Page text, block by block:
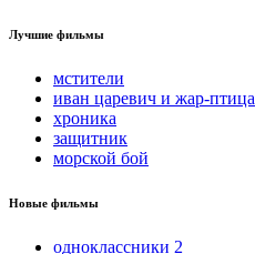
Лучшие фильмы
мстители
иван царевич и жар-птица
хроника
защитник
морской бой
Новые фильмы
одноклассники 2